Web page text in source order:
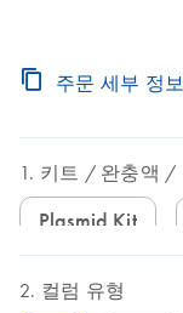
주문 세부 정
키트 완충액
Plasmid Kit
컬럼 유형